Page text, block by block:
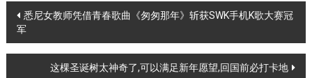
Post
navigation
悉尼女教师凭借青春歌曲《匆匆那年》斩获SWK手机K歌大赛冠
军
这棵圣诞树太神奇了,可以满足新年愿望,回国前必打卡地